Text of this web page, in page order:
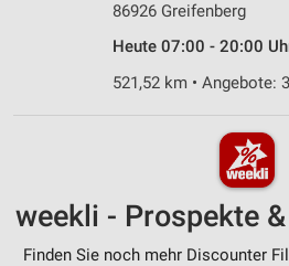
86926 Greifenberg
Heute 07:00 - 20:00
521,52 km • Angebote:
weekli - Prospekte
Finden Sie noch mehr Discounter